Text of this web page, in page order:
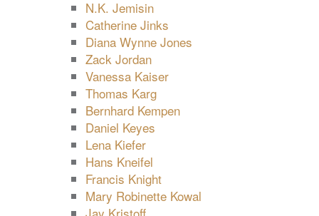
N.K. Jemisin
Catherine Jinks
Diana Wynne Jones
Zack Jordan
Vanessa Kaiser
Thomas Karg
Bernhard Kempen
Daniel Keyes
Lena Kiefer
Hans Kneifel
Francis Knight
Mary Robinette Kowal